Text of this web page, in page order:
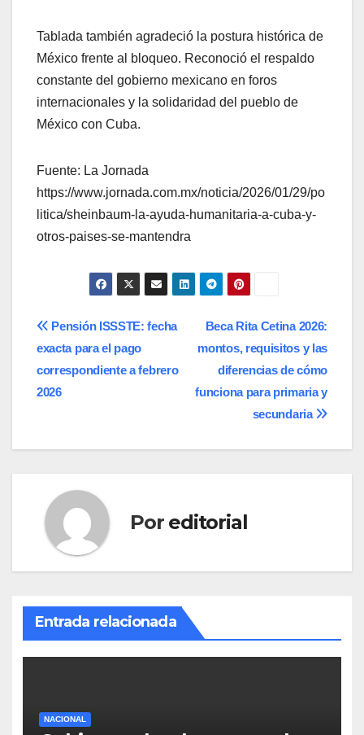
Tablada también agradeció la postura histórica de
México frente al bloqueo. Reconoció el respaldo
constante del gobierno mexicano en foros
internacionales y la solidaridad del pueblo de
México con Cuba.
Fuente: La Jornada
https://www.jornada.com.mx/noticia/2026/01/29/po
litica/sheinbaum-la-ayuda-humanitaria-a-cuba-y-
otros-paises-se-mantendra
Navegación
de
entradas
Beca Rita Cetina 2026:
montos, requisitos y las
diferencias de cómo
funciona para primaria y
secundaria
Pensión ISSSTE: fecha
exacta para el pago
correspondiente a febrero
2026
Por editorial
Entrada relacionada
NACIONAL